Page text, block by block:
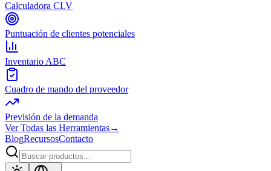
Calculadora CLV
Puntuación de clientes potenciales
Inventario ABC
Cuadro de mando del proveedor
Previsión de la demanda
Ver Todas las Herramientas→
BlogRecursosContacto